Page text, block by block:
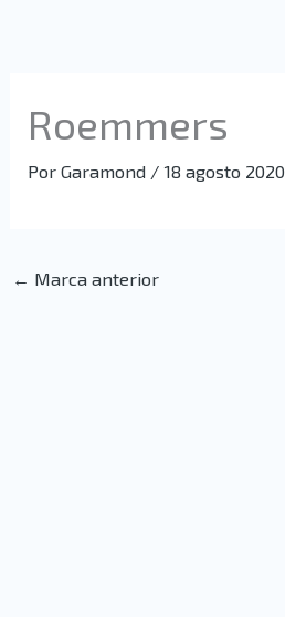
Roemmers
PorGaramond /18 agosto 2020
← Marca anterior